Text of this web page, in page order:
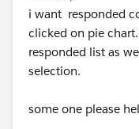
i want responded
clicked on pie
responded list as
selection.
some one please